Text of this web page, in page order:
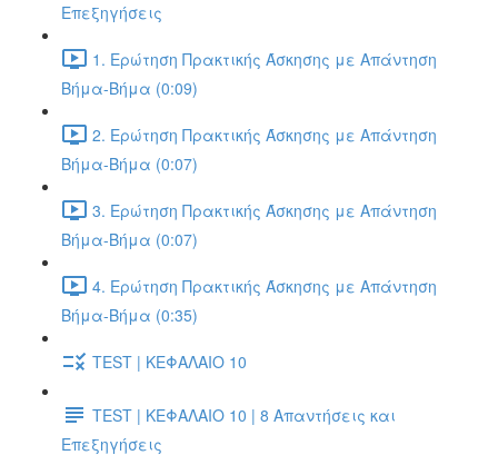
Επεξηγήσεις
1. Ερώτηση Πρακτικής Άσκησης με Απάντηση
Βήμα-Βήμα (0:09)
2. Ερώτηση Πρακτικής Άσκησης με Απάντηση
Βήμα-Βήμα (0:07)
3. Ερώτηση Πρακτικής Άσκησης με Απάντηση
Βήμα-Βήμα (0:07)
4. Ερώτηση Πρακτικής Άσκησης με Απάντηση
Βήμα-Βήμα (0:35)
TEST | ΚΕΦΑΛΑΙΟ 10
TEST | ΚΕΦΑΛΑΙΟ 10 | 8 Απαντήσεις και
Επεξηγήσεις